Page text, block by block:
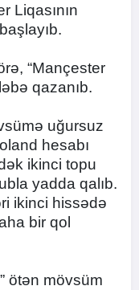
Liqasının
“Mançester
qazanıb.
uğursuz
hesabı
ikinci topu
yadda qalıb.
ikinci hissədə
bir qol
ötən mövsüm